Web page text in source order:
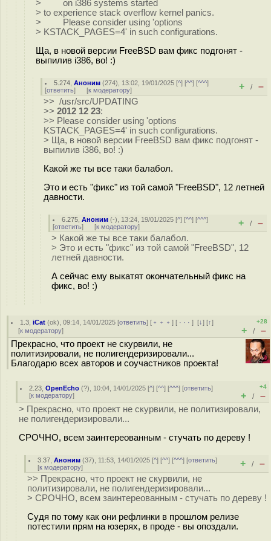
> on i386 systems started
> to experience stack overflow kernel panics.
> Please consider using 'options
> KSTACK_PAGES=4' in such configurations.
Ща, в новой версии FreeBSD вам фикс подгонят -
выпилив i386, во! :)
5.274 ,Аноним (274), 13:02, 19/01/2025 [^] [^^] [^^^]
[ответить] [к модератору] + / –
>> /usr/src/UPDATING
>> 2012 12 23:
>> Please consider using 'options
KSTACK_PAGES=4' in such configurations.
> Ща, в новой версии FreeBSD вам фикс подгонят -
выпилив i386, во! :)
Какой же ты все таки балабол.
Это и есть "фикс" из той самой "FreeBSD", 12 летней
давности.
6.275 ,Аноним (-), 13:24, 19/01/2025 [^] [^^] [^^^]
[ответить] [к модератору] + / –
> Какой же ты все таки балабол.
> Это и есть "фикс" из той самой "FreeBSD", 12
летней давности.
А сейчас ему выкатят окончательный фикс на
фикс, во! :)
1.3 ,iCat (ok), 09:14, 14/01/2025 [ответить] [ ﹢﹢﹢] [ · · ·][↓] [↑]
[к модератору]
+28
+ / –
Прекрасно, что проект не скурвили, не
политизировали, не полигендеризировали...
Благодарю всех авторов и соучастников проекта!
2.23 ,OpenEcho (?), 10:04, 14/01/2025 [^] [^^] [^^^] [ответить]
[к модератору]
+4
+ / –
> Прекрасно, что проект не скурвили, не политизировали,
не полигендеризировали...
СРОЧНО, всем заинтереованным - стучать по дереву !
3.37 ,Аноним (37), 11:53, 14/01/2025 [^] [^^] [^^^] [ответить]
[к модератору] + / –
>> Прекрасно, что проект не скурвили, не
политизировали, не полигендеризировали...
> СРОЧНО, всем заинтереованным - стучать по дереву !
Судя по тому как они рефлинки в прошлом релизе
потестили прям на юзерях, в проде - вы опоздали.